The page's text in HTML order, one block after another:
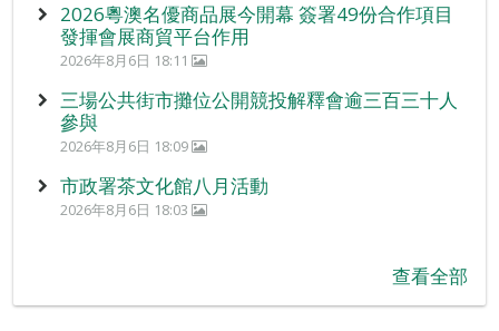
2026粵澳名優商品展今開幕 簽署49份合作項目
發揮會展商貿平台作用
2026年8月6日 18:11
三場公共街市攤位公開競投解釋會逾三百三十人
參與
2026年8月6日 18:09
市政署茶文化館八月活動
2026年8月6日 18:03
查看全部